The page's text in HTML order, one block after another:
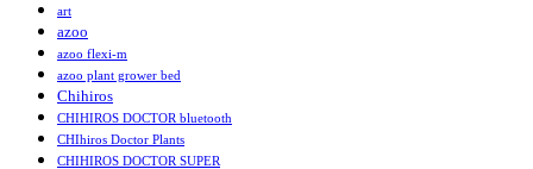
art
azoo
azoo flexi-m
azoo plant grower bed
Chihiros
CHIHIROS DOCTOR bluetooth
CHIhiros Doctor Plants
CHIHIROS DOCTOR SUPER